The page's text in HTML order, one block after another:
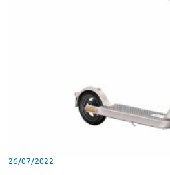
26/07/2022